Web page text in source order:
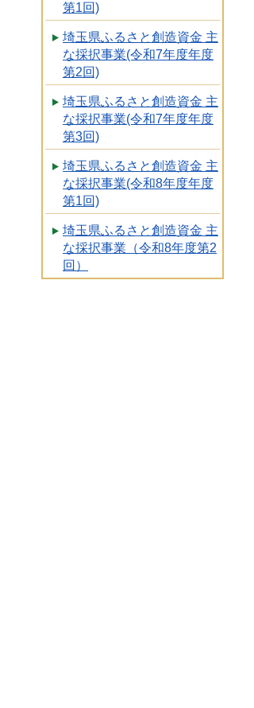
第1回)
埼玉県ふるさと創造資金 主
な採択事業(令和7年度年度
第2回)
埼玉県ふるさと創造資金 主
な採択事業(令和7年度年度
第3回)
埼玉県ふるさと創造資金 主
な採択事業(令和8年度年度
第1回)
埼玉県ふるさと創造資金 主
な採択事業（令和8年度第2
回）